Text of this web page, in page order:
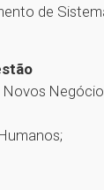
de
Novos